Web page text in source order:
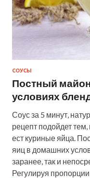
СОУСЫ
Постный
условиях
Соус за 5 минут,
рецепт подойдет
ест куриные яйца.
яиц в домашних
заранее, так и
Регулируя